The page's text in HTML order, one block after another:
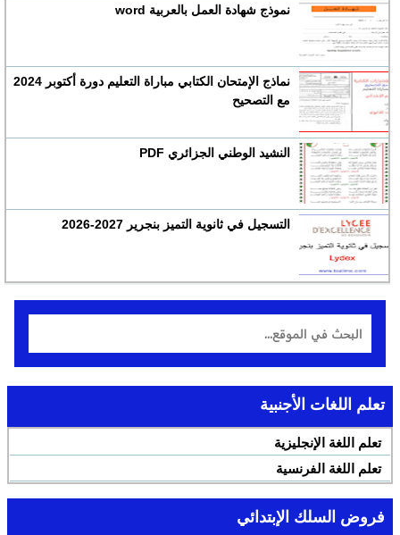
نموذج شهادة العمل بالعربية word
نماذج الإمتحان الكتابي مباراة التعليم دورة أكتوبر 2024
مع التصحيح
النشيد الوطني الجزائري PDF
التسجيل في ثانوية التميز بنجرير 2027-2026
تعلم اللغات الأجنبية
تعلم اللغة الإنجليزية
تعلم اللغة الفرنسية
فروض السلك الإبتدائي